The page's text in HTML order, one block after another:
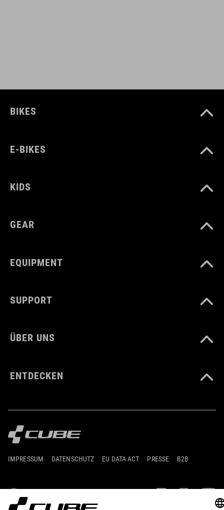
BIKES
E-BIKES
KIDS
GEAR
EQUIPMENT
SUPPORT
ÜBER UNS
ENTDECKEN
IMPRESSUM DATENSCHUTZ EU DATA ACT PRESSE B2B